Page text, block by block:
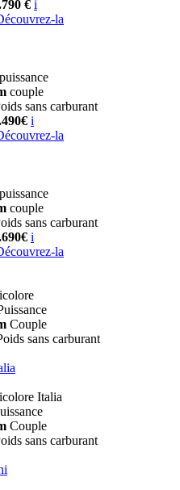
€ i
la
puissance
couple
sans carburant
i
la
puissance
couple
sans carburant
i
la
Couple
sans carburant
Italia
Couple
sans carburant